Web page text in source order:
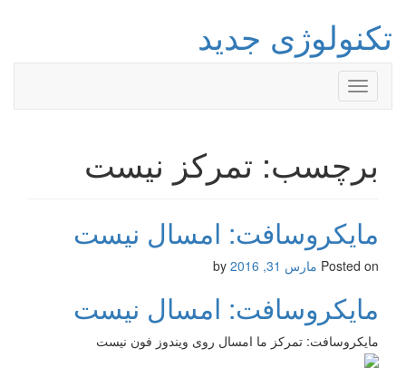
تکنولوژی جدید
Toggle
navigation
برچسب: تمرکز نیست
مایکروسافت: امسال نیست
Posted on مارس 31, 2016
مایکروسافت: امسال نیست
مایکروسافت: تمرکز ما امسال روی ویندوز فون نیست